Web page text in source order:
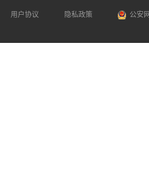
用户协议 隐私政策 公安